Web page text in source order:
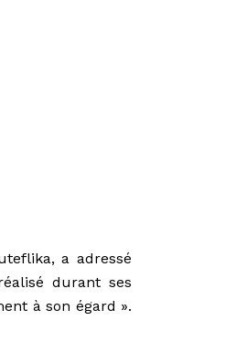
a adressé
durant ses
à son égard ».